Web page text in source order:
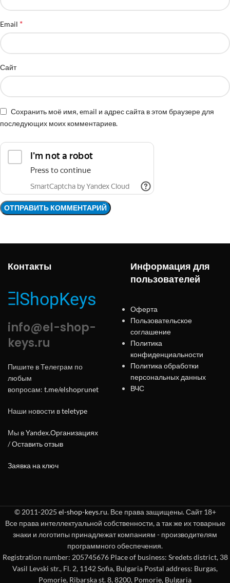
Email *
Сайт
Сохранить моё имя, email и адрес сайта в этом браузере для
последующих моих комментариев.
Контакты
info@el-shop-
keys.ru
Пишите в Телеграм по
любым
вопросам: t.me/elshoprunet
Наши новости вteletype
Мы вYandex.Организациях
/Оставить отзыв
Заявка на ключ
Информация для
пользователей
Оферта
Пользовательское
соглашение
Политика
конфиденциальности
Политика обработки
персональных данных
ВЧС
© 2011-2025 el-shop-keys.ru. Все права защищены. Сайт 18+
Все права интеллектуальной собственности, а так же их товарные
знаки и логотипы принадлежат компаниям - производителям
программного обеспечения.
Registration number: 205745676 Place of business: Sredets district, 38
Vasil Levski str., Fl. 2, 1142 Sofia, Bulgaria Postal address: Burgas,
Pomorie, Ribarska st. 8, 8200, Pomorie, Bulgaria